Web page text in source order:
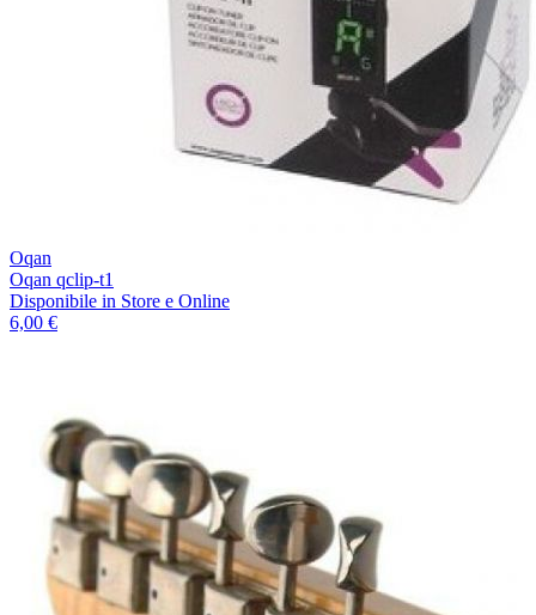
Oqan
Oqan qclip-t1
Disponibile in Store e Online
6,00 €